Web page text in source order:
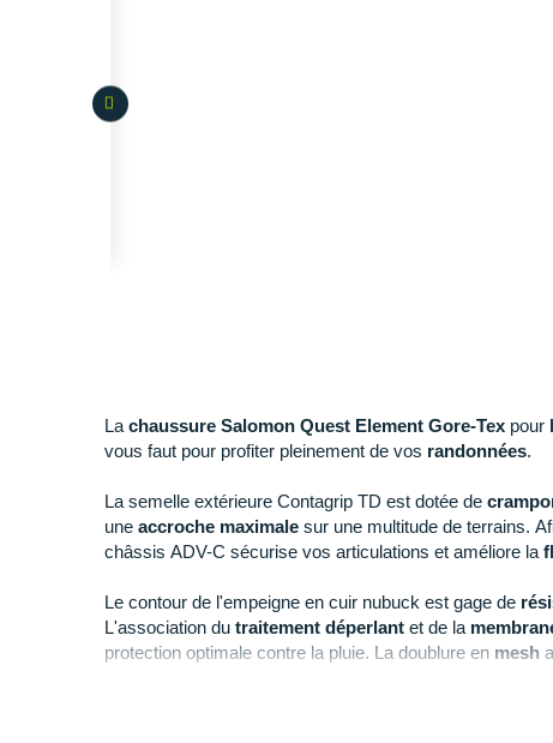
La chaussure Salomon Quest Element Gore-Tex pour
vous faut pour profiter pleinement de vos randonnées.
La semelle extérieure Contagrip TD est dotée de
une accroche maximale sur une multitude de terrains.
châssis ADV-C sécurise vos articulations et améliore la
Le contour de l'empeigne en cuir nubuck est gage de
L'association du traitement déperlant et de la
protection optimale contre la pluie. La doublure en mesh